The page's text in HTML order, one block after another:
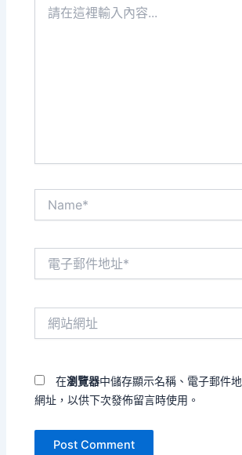
在瀏覽器中儲存顯示名稱、電子郵件
網址，以供下次發佈留言時使用。